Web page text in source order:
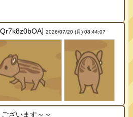
2026/07/20 (月) 08:44:07
ざいます～～